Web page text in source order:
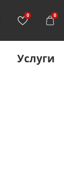
0 0
Услуги